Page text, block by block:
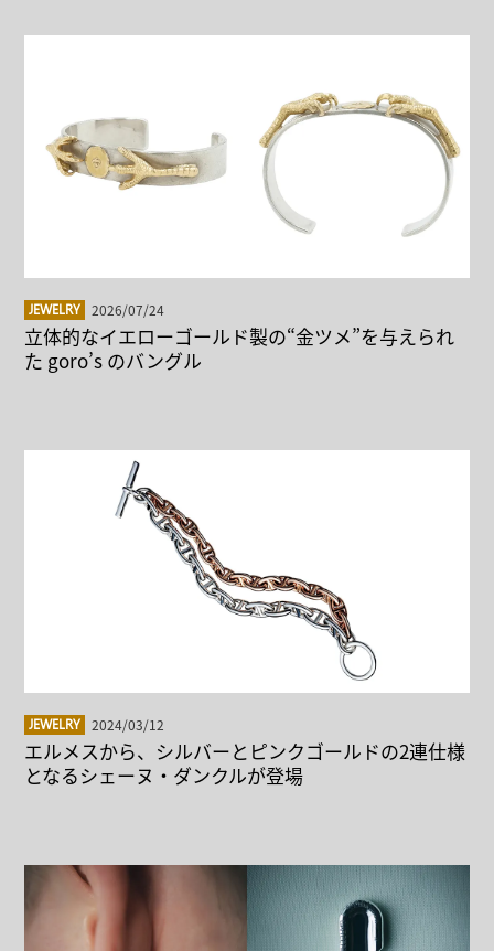
JEWELRY 2026/07/24
立体的なイエローゴールド製の“金ツメ”を与えられ
た goro’s のバングル
JEWELRY 2024/03/12
エルメスから、シルバーとピンクゴールドの2連仕様
となるシェーヌ・ダンクルが登場